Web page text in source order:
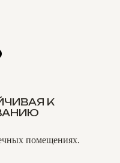
К
помещениях.